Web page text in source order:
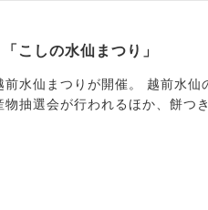
こしの水仙まつり」
水仙まつりが開催。 越前水
物抽選会が行われるほか、餅